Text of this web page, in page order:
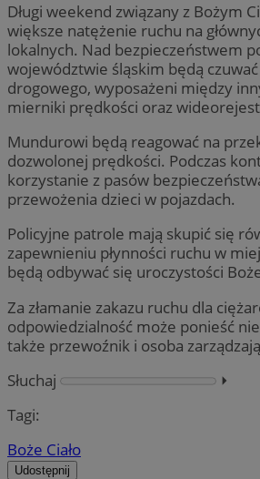
Długi weekend związany z Bożym
większe natężenie ruchu na
lokalnych. Nad bezpieczeństwem
województwie śląskim będą
drogowego, wyposażeni między
mierniki prędkości oraz
Mundurowi będą reagować na
dozwolonej prędkości. Podczas
korzystanie z pasów
przewożenia dzieci w pojazdach.
Policyjne patrole mają skupić się
zapewnieniu płynności ruchu w
będą odbywać się uroczystości
Za złamanie zakazu ruchu dla
odpowiedzialność może ponieść
także przewoźnik i osoba
Słuchaj
⏵︎
Tagi:
Boże Ciało
Udostępnij